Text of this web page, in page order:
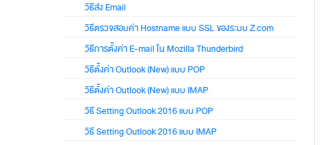
วิธีส่ง Email
วิธีตรวจสอบค่า Hostname แบบ SSL ของระบบ Z.com
วิธีการตั้งค่า E-mail ใน Mozilla Thunderbird
วิธีตั้งค่า Outlook (New) แบบ POP
วิธีตั้งค่า Outlook (New) แบบ IMAP
วิธี Setting Outlook 2016 แบบ POP
วิธี Setting Outlook 2016 แบบ IMAP